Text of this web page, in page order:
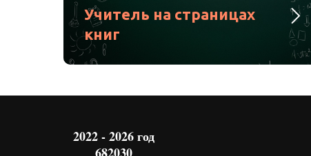
Учитель на страницах
книг
2022 - 2026 год